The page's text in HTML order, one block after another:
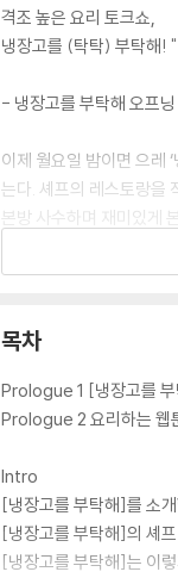
격조 높은 요리 토크쇼,
냉장고를 (탁탁) 부탁해! "
- 냉장고를 부탁해 오프
이제 월요일 밤이면 으레
는다. 셰프의 레스토랑을
본방 사수하며 재미있게
피를 셰프들의 쿠킹 팁
목차
Prologue 1 [냉장고를
Prologue 2 요리하는 웹
Intro
[냉장고를 부탁해]를 소
[냉장고를 부탁해]의 셰
[냉장고를 부탁해]는 이